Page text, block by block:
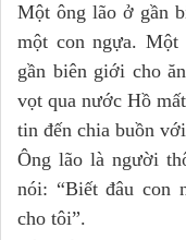
Một ông lão ở gần
một con ngựa. Một
gần biên giới cho
vọt qua nước Hồ
tin đến chia buồn
Ông lão là người
nói: “Biết đâu con
cho tôi”.